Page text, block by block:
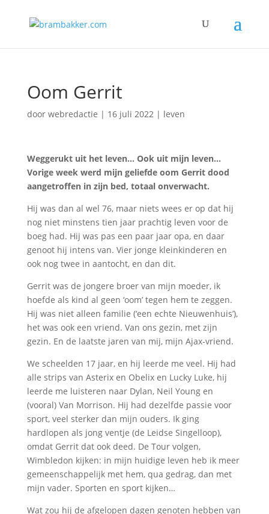
Oom Gerrit
door webredactie | 16 juli 2022| leven
Weggerukt uit het leven… Ook uit mijn leven…
Vorige week werd mijn geliefde oom Gerrit dood
aangetroffen in zijn bed, totaal onverwacht.
Hij was dan al wel 76, maar niets wees er op dat hij
nog niet minstens tien jaar prachtig leven voor de
boeg had. Hij was pas een paar jaar opa, en daar
genoot hij intens van. Vier jonge kleinkinderen en
ook nog twee in aantocht, en dan dit.
Gerrit was de jongere broer van mijn moeder, ik
hoefde als kind al geen ‘oom’ tegen hem te zeggen.
Hij was niet alleen familie (‘een echte Nieuwenhuis’),
het was ook een vriend. Van ons gezin, met zijn
gezin. En de laatste jaren van mij, mijn Ajax-vriend.
We scheelden 17 jaar, en hij leerde me veel. Hij had
alle strips van Asterix en Obelix en Lucky Luke, hij
leerde me luisteren naar Dylan, Neil Young en
(vooral) Van Morrison. Hij had dezelfde passie voor
sport, veel sterker dan mijn ouders. Ik ging
hardlopen als jong ventje (de Leidse Singelloop),
omdat Gerrit dat ook deed. De Tour volgen,
Wimbledon kijken: in mijn huidige leven heb ik meer
gemeenschappelijk met hem, qua gedrag, dan met
mijn vader. Sporten en sport kijken…
Wat zou hij de afgelopen dagen genoten hebben van